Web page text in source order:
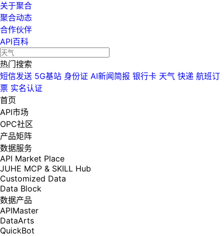
关于聚合
聚合动态
合作伙伴
API百科
热门搜索
短信发送 5G基站 身份证 AI新闻简报 银行卡 天气 快递 航班订
票 实名认证
首页
API市场
OPC社区
产品矩阵
数据服务
API Market Place
JUHE MCP & SKILL Hub
Customized Data
Data Block
数据产品
APIMaster
DataArts
QuickBot